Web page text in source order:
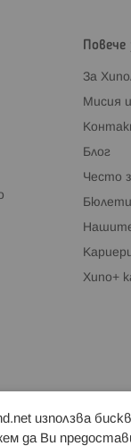
Повече
За
Мисия
Блог
Често
Хипо+
използва
да Ви